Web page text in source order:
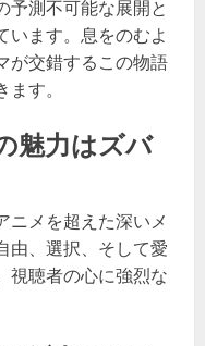
予測不可能な展開と
います。息をのむよ
が交錯するこの物語
す。
魅力はズバ
ニメを超えた深いメ
由、選択、そして愛
視聴者の心に強烈な